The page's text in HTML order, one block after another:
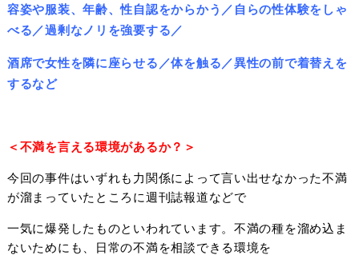
容姿や服装、年齢、性自認をからかう／自らの性体験をしゃ
べる／過剰なノリを強要する／
酒席で女性を隣に座らせる／体を触る／異性の前で着替えを
するなど
＜不満を言える環境があるか？＞
今回の事件はいずれも力関係によって言い出せなかった不満
が溜まっていたところに週刊誌報道などで
一気に爆発したものといわれています。不満の種を溜め込ま
ないためにも、日常の不満を相談できる環境を